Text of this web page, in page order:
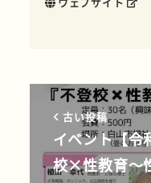
古い投稿
イベント【令
校×性教育～